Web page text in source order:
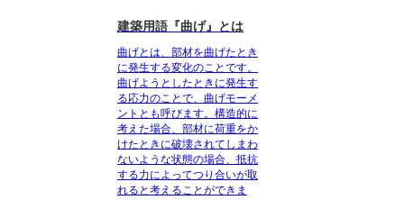
建築用語『曲げ』とは
曲げとは、部材を曲げたとき
に発生する変化のことです。
曲げようとしたときに発生す
る応力のことで、曲げモーメ
ントとも呼びます。構造的に
考えた場合、部材に荷重をか
けたときに破壊されてしまわ
ないような状態の場合、抵抗
する力によってつり合いが取
れると考えることができま